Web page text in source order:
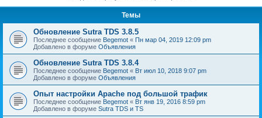
Темы
Обновление Sutra TDS 3.8.5
Последнее сообщение Begemot « Пн мар 04, 2019 12:09 pm
Добавлено в форуме Объявления
Обновление Sutra TDS 3.8.4
Последнее сообщение Begemot « Вт июл 10, 2018 9:07 pm
Добавлено в форуме Объявления
Опыт настройки Apache под большой трафик
Последнее сообщение Begemot « Вт янв 19, 2016 8:59 pm
Добавлено в форуме Sutra TDS и TS